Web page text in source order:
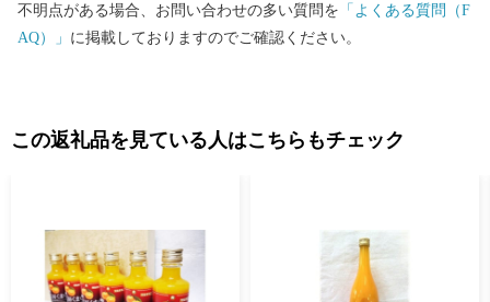
不明点がある場合、お問い合わせの多い質問を 「よくある質問（F
AQ）」 に掲載しておりますのでご確認ください。
この返礼品を見ている人はこちらもチェック